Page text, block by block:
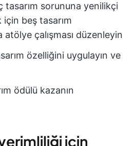
tasarım sorununa yenilikçi
beş tasarım
çalışması düzenleyin
özelliğini uygulayın ve
ödülü kazanın
için